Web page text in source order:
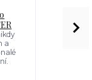
a
Sezení